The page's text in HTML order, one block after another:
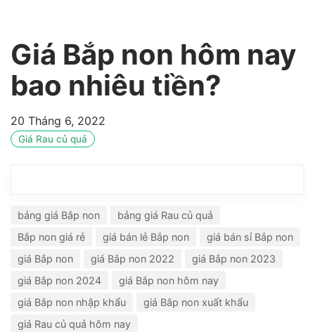
Giá Bắp non hôm nay
bao nhiêu tiền?
20 Tháng 6, 2022
Giá Rau củ quả
bảng giá Bắp non
bảng giá Rau củ quả
Bắp non giá rẻ
giá bán lẻ Bắp non
giá bán sỉ Bắp non
giá Bắp non
giá Bắp non 2022
giá Bắp non 2023
giá Bắp non 2024
giá Bắp non hôm nay
giá Bắp non nhập khẩu
giá Bắp non xuất khẩu
giá Rau củ quả hôm nay